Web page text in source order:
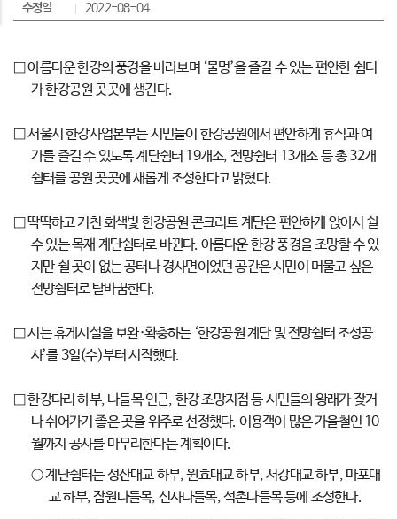
수정일
2022-08-04
□ 아름다운 한강의 풍경을 바라보며 ‘물멍’을 즐길 수 있는 편안한 쉼터
가 한강공원 곳곳에 생긴다.
□ 서울시 한강사업본부는 시민들이 한강공원에서 편안하게 휴식과 여
가를 즐길 수 있도록 계단쉼터 19개소, 전망쉼터 13개소 등 총 32개
쉼터를 공원 곳곳에 새롭게 조성한다고 밝혔다.
□ 딱딱하고 거친 회색빛 한강공원 콘크리트 계단은 편안하게 앉아서 쉴
수 있는 목재 계단쉼터로 바뀐다. 아름다운 한강 풍경을 조망할 수 있
지만 쉴 곳이 없는 공터나 경사면이었던 공간은 시민이 머물고 싶은
전망쉼터로 탈바꿈한다.
□ 시는 휴게시설을 보완·확충하는 ‘한강공원 계단 및 전망쉼터 조성공
사’를 3일(수)부터 시작했다.
□ 한강다리 하부, 나들목 인근, 한강 조망지점 등 시민들의 왕래가 잦거
나 쉬어가기 좋은 곳을 위주로 선정했다. 이용객이 많은 가을철인 10
월까지 공사를 마무리한다는 계획이다.
○ 계단쉼터는 성산대교 하부, 원효대교 하부, 서강대교 하부, 마포대
교 하부, 잠원나들목, 신사나들목, 석촌나들목 등에 조성한다.